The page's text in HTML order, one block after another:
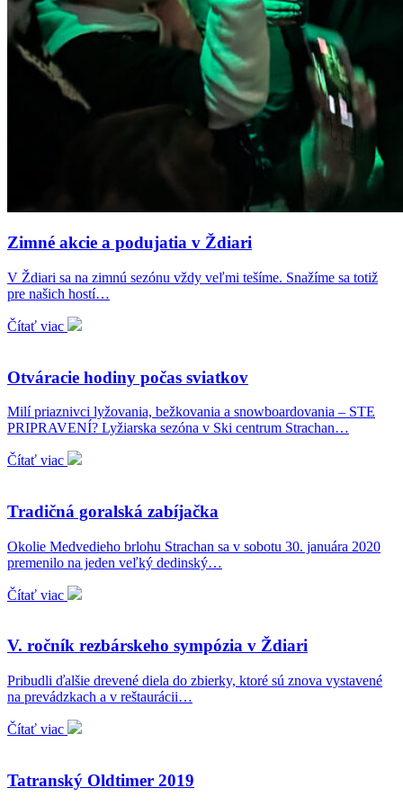
Zimné akcie a podujatia v Ždiari
V Ždiari sa na zimnú sezónu vždy veľmi tešíme. Snažíme sa totiž
pre našich hostí…
Čítať viac
Otváracie hodiny počas sviatkov
Milí priaznivci lyžovania, bežkovania a snowboardovania – STE
PRIPRAVENÍ? Lyžiarska sezóna v Ski centrum Strachan…
Čítať viac
Tradičná goralská zabíjačka
Okolie Medvedieho brlohu Strachan sa v sobotu 30. januára 2020
premenilo na jeden veľký dedinský…
Čítať viac
V. ročník rezbárskeho sympózia v Ždiari
Pribudli ďalšie drevené diela do zbierky, ktoré sú znova vystavené
na prevádzkach a v reštaurácii…
Čítať viac
Tatranský Oldtimer 2019